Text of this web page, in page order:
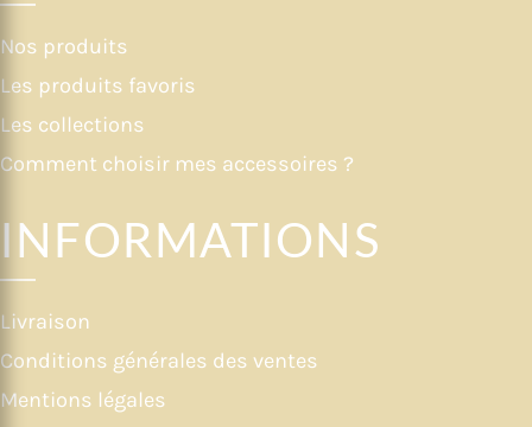
Nos produits
Les produits favoris
Les collections
Comment choisir mes accessoires ?
INFORMATIONS
Livraison
Conditions générales des ventes
Mentions légales